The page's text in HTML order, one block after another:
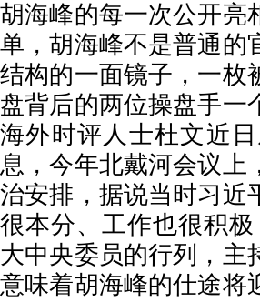
胡海峰的每一次公开亮
单，胡海峰不是普通的
结构的一面镜子，一枚
盘背后的两位操盘手一
海外时评人士杜文近
息，今年北戴河会议上
治安排，据说当时习近
很本分、工作也很积
大中央委员的行列，主
意味着胡海峰的仕途将